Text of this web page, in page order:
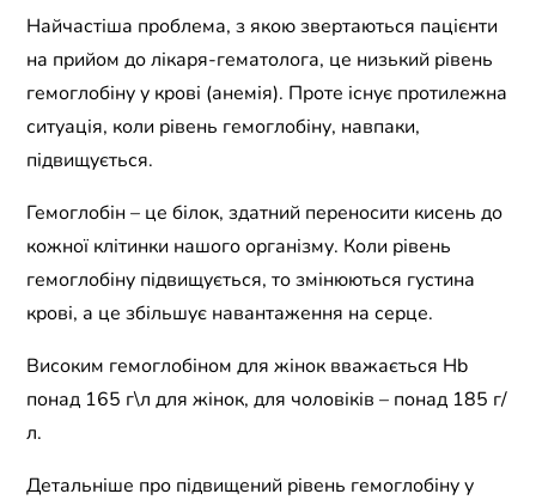
Найчастіша проблема, з якою звертаються пацієнти
на прийом до лікаря-гематолога, це низький рівень
гемоглобіну у крові (анемія). Проте існує протилежна
ситуація, коли рівень гемоглобіну, навпаки,
підвищується.
Гемоглобін – це білок, здатний переносити кисень до
кожної клітинки нашого організму. Коли рівень
гемоглобіну підвищується, то змінюються густина
крові, а це збільшує навантаження на серце.
Високим гемоглобіном для жінок вважається Hb
понад 165 г\л для жінок, для чоловіків – понад 185 г/
л.
Детальніше про підвищений рівень гемоглобіну у